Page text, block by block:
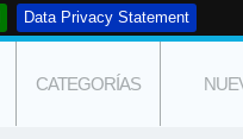
Data Privacy Statement
CATEGORÍAS